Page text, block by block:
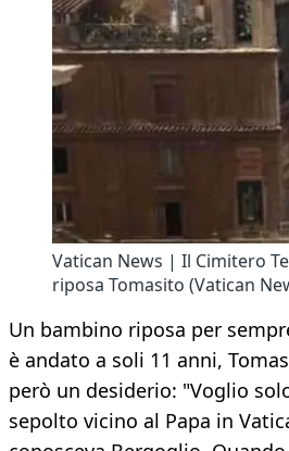
Vatican News | Il Cimitero
riposa Tomasito (Vatican
Un bambino riposa per
è andato a soli 11 anni,
però un desiderio: "Voglio
sepolto vicino al Papa in